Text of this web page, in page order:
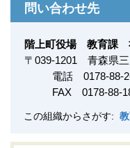
問い合わせ先
階上町役場 教育課
〒 039-1201
青森県
電話 0178-88-
FAX 0178-88-
この組織からさがす: